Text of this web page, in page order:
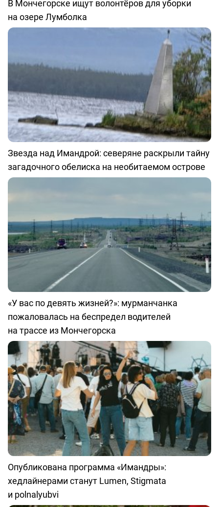
В Мончегорске ищут волонтёров для уборки
на озере Лумболка
Звезда над Имандрой: северяне раскрыли тайну
загадочного обелиска на необитаемом острове
«У вас по девять жизней?»: мурманчанка
пожаловалась на беспредел водителей
на трассе из Мончегорска
Опубликована программа «Имандры»:
хедлайнерами станут Lumen, Stigmata
и polnalyubvi